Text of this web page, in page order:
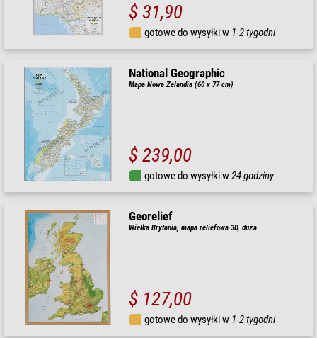
$ 31,90
gotowe do wysyłki w 1-2 tygodni
National Geographic
Mapa Nowa Zelandia (60 x 77 cm)
$ 239,00
gotowe do wysyłki w24 godziny
Georelief
Wielka Brytania, mapa reliefowa 3D, duża
$ 127,00
gotowe do wysyłki w 1-2 tygodni